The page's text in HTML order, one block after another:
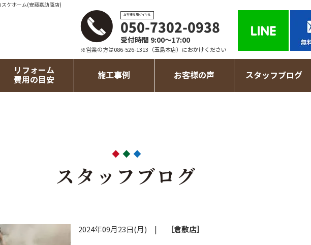
スケホーム(安藤嘉助商店)
お客様専用ダイヤル
050-7302-0938
受付時間 9:00～17:00
※営業の方は086-526-1313（玉島本店）におかけください
リフォーム
費用の目安
施工事例 お客様の声 スタッフブログ
スタッフブログ
2024年09月23日(月) | ［倉敷店］